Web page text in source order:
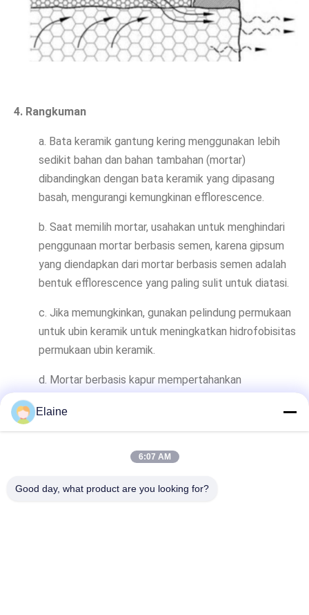
4. Rangkuman
a. Bata keramik gantung kering menggunakan lebih
sedikit bahan dan bahan tambahan (mortar)
dibandingkan dengan bata keramik yang dipasang
basah, mengurangi kemungkinan efflorescence.
b. Saat memilih mortar, usahakan untuk menghindari
penggunaan mortar berbasis semen, karena gipsum
yang diendapkan dari mortar berbasis semen adalah
bentuk efflorescence yang paling sulit untuk diatasi.
c. Jika memungkinkan, gunakan pelindung permukaan
untuk ubin keramik untuk meningkatkan hidrofobisitas
permukaan ubin keramik.
d. Mortar berbasis kapur mempertahankan
yang secara efektif dapat meringankan masalah
efflorescence dan meningkatkan daya tahan bata
Elaine
6:07 AM
Good day, what product are you looking for?